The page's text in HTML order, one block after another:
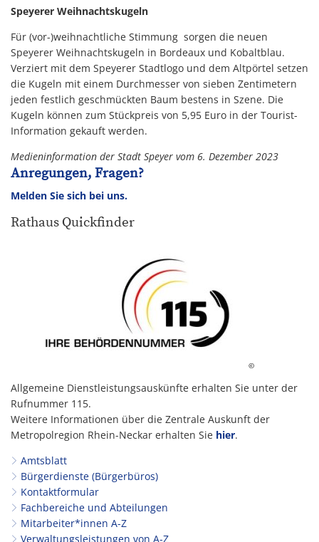
Speyerer Weihnachtskugeln
Für (vor-)weihnachtliche Stimmung sorgen die neuen
Speyerer Weihnachtskugeln in Bordeaux und Kobaltblau.
Verziert mit dem Speyerer Stadtlogo und dem Altpörtel setzen
die Kugeln mit einem Durchmesser von sieben Zentimetern
jeden festlich geschmückten Baum bestens in Szene. Die
Kugeln können zum Stückpreis von 5,95 Euro in der Tourist-
Information gekauft werden.
Medieninformation der Stadt Speyer vom 6. Dezember 2023
Anregungen, Fragen?
Melden Sie sich bei uns.
Rathaus Quickfinder
©
Allgemeine Dienstleistungsauskünfte erhalten Sie unter der
Rufnummer 115.
Weitere Informationen über die Zentrale Auskunft der
Metropolregion Rhein-Neckar erhalten Sie hier.
Amtsblatt
Bürgerdienste (Bürgerbüros)
Kontaktformular
Fachbereiche und Abteilungen
Mitarbeiter*innen A-Z
Verwaltungsleistungen von A-Z